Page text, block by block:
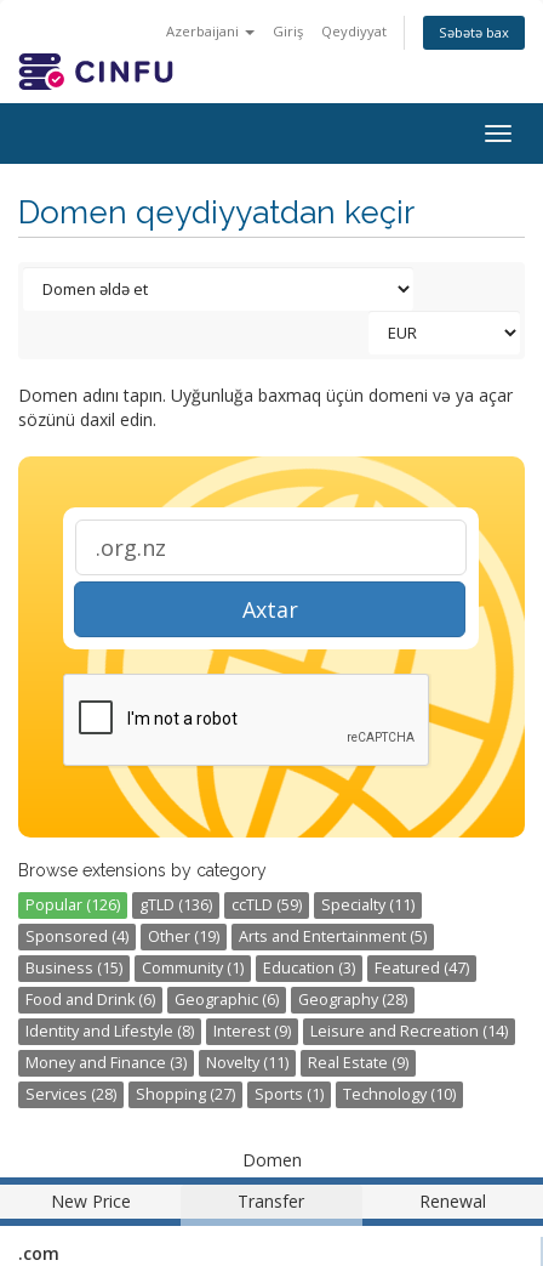
Azerbaijani Giriş Qeydiyyat Səbətə bax
Domen qeydiyyatdan keçir
Domen adını tapın. Uyğunluğa baxmaq üçün domeni və ya açar
sözünü daxil edin.
Axtar
Browse extensions by category
Popular (126) gTLD (136) ccTLD (59)
Specialty (11)
Sponsored (4)
Other (19)
Arts and Entertainment (5)
Business (15)
Community (1) Education (3)
Featured (47)
Food and Drink (6)
Geographic (6)
Geography (28)
Identity and Lifestyle (8)
Interest (9)
Leisure and Recreation (14)
Money and Finance (3)
Novelty (11)
Real Estate (9)
Services (28)
Shopping (27) Sports (1) Technology (10)
Domen
New Price
Transfer Renewal
.com